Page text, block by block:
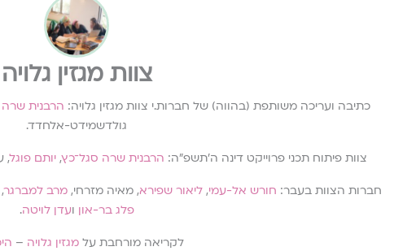
צוות מגזין גלויה
כתיבה ועריכה משותפת (בהווה) של חברות.י צוות מגזין גלויה: הרבנית
גולדשמידט-אלחדד.
צוות פיתוח תכני פרוייקט דינה ה׳תשפ״ה: הרבנית שרה סגל־כץ, יותם פוגל,
חברות הצוות בעבר: חורש אל-עמי, ליאור שפירא, מאיה מזרחי, מרב למברגר
פלג בר-און ועדן לויטה.
לקריאה מורחבת על מגזין גלויה –